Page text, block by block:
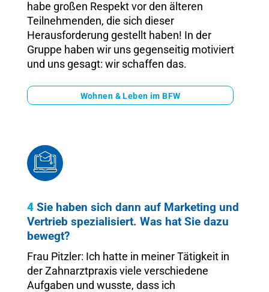
habe großen Respekt vor den älteren
Teilnehmenden, die sich dieser
Herausforderung gestellt haben! In der
Gruppe haben wir uns gegenseitig motiviert
und uns gesagt: wir schaffen das.
Wohnen & Leben im BFW
4 Sie haben sich dann auf Marketing und
Vertrieb spezialisiert. Was hat Sie dazu
bewegt?
Frau Pitzler: Ich hatte in meiner Tätigkeit in
der Zahnarztpraxis viele verschiedene
Aufgaben und wusste, dass ich